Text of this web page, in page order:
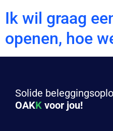
Ik wil graag
openen, hoe
Solide
OAKK voor jou!